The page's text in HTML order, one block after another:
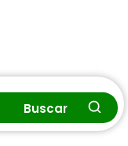
Buscar